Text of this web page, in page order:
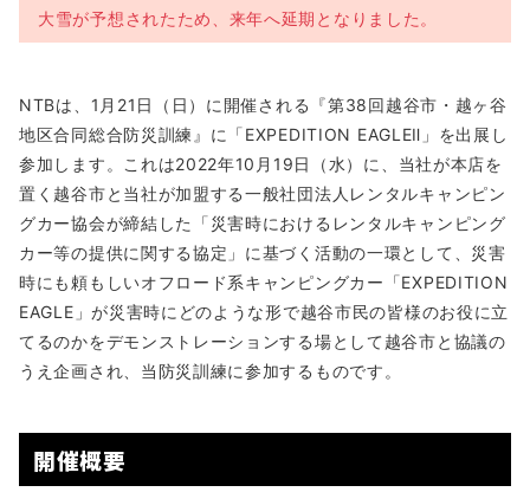
大雪が予想されたため、来年へ延期となりました。
NTBは、1月21日（日）に開催される『第38回越谷市・越ヶ谷
地区合同総合防災訓練』に「EXPEDITION EAGLEⅡ」を出展し
参加します。これは2022年10月19日（水）に、当社が本店を
置く越谷市と当社が加盟する一般社団法人レンタルキャンピン
グカー協会が締結した「災害時におけるレンタルキャンピング
カー等の提供に関する協定」に基づく活動の一環として、災害
時にも頼もしいオフロード系キャンピングカー「EXPEDITION
EAGLE」が災害時にどのような形で越谷市民の皆様のお役に立
てるのかをデモンストレーションする場として越谷市と協議の
うえ企画され、当防災訓練に参加するものです。
開催概要